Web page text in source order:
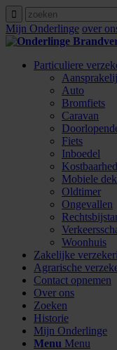
Mijn Onderlinge over
Particuliere
Auto
Bromfiets
Caravan
Fiets
Inboedel
Mobiele
Oldtimer
Ongevallen
Woonhuis
Zakelijke
Agrarische
Contact opnemen
Over ons
Zoeken
Historie
Mijn Onderlinge
Menu Menu